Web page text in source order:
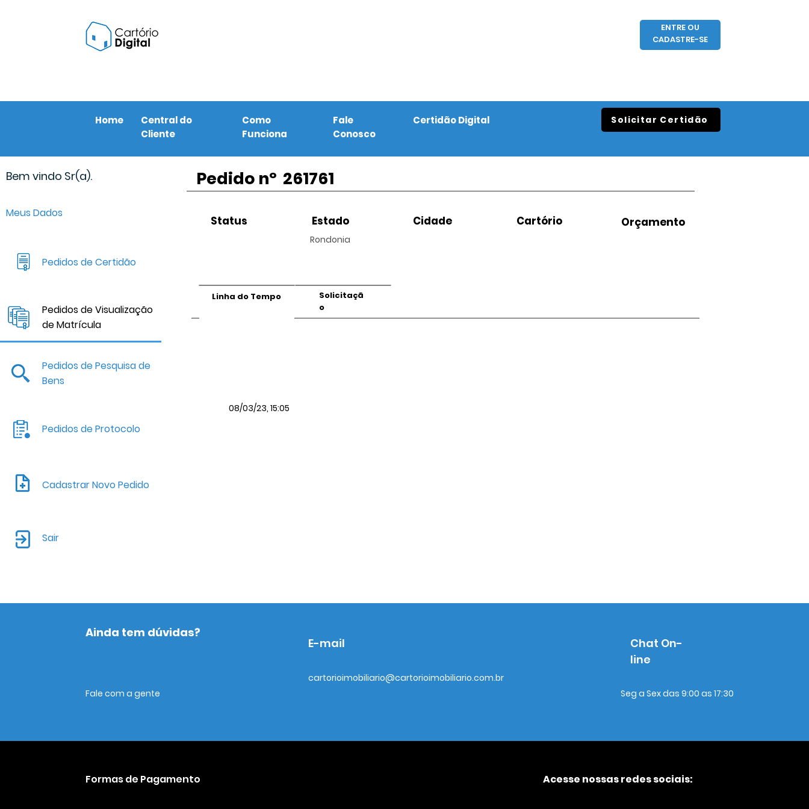
ENTRE OU
CADASTRE-SE
Home
Central do
Cliente
Como
Funciona
Fale
Conosco
Certidão Digital Solicitar Certidão
Bem vindo Sr(a).
Meus Dados
Pedidos de Certidão
Pedidos de Visualização
de Matrícula
Pedidos de Pesquisa de
Bens
Pedidos de Protocolo
Cadastrar Novo Pedido
Sair
Pedido nº 261761
Status Estado
Rondonia
Cidade Cartório Orçamento
Linha do Tempo
Solicitaçã
o
08/03/23, 15:05
Ainda tem dúvidas?
Fale com a gente
E-mail
cartorioimobiliario@cartorioimobiliario.com.br
Chat On-
line
Seg a Sex das 9:00 as 17:30
Formas de Pagamento Acesse nossas redes sociais: